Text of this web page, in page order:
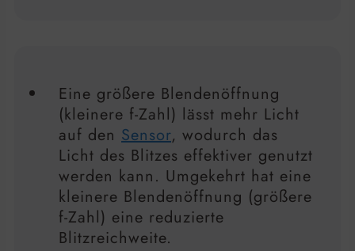
Eine größere Blendenöffnung
(kleinere f-Zahl) lässt mehr Licht
auf den Sensor, wodurch das
Licht des Blitzes effektiver genutzt
werden kann. Umgekehrt hat eine
kleinere Blendenöffnung (größere
f-Zahl) eine reduzierte
Blitzreichweite.